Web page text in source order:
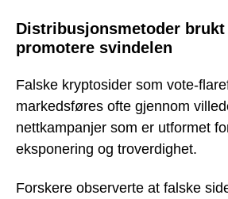
Distribusjonsmetoder
promotere svindelen
Falske kryptosider som vote-
markedsføres ofte gjennom
nettkampanjer som er utformet
eksponering og troverdighet.
Forskere observerte at falske